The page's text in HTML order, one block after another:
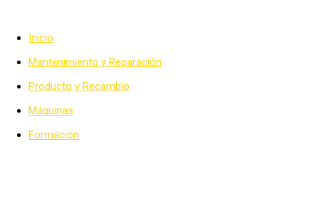
Inicio
Mantenimiento y Reparación
Producto y Recambio
Máquinas
Formación